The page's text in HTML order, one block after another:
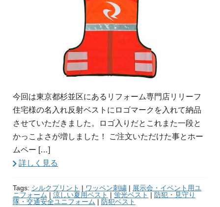
今回は東京都杉並区にあるリフォーム専門店リリーフ
住宅様の名入れ反射ベストにロゴマークを入れて納品
させていただきました。ロゴ入りだとこれまた一段と
かっこよさが増しました！ ご注文いただけた事とホー
ムペー […]
詳しく見る
Tags: シルクプリント | ワッペン刺繍 | 展示会・イベント用ユ
ニフォーム | 涼しい夏用ベスト | 蛍光ベスト | 防犯・見守り
隊・交通安全ユニフォーム | 防犯ベスト